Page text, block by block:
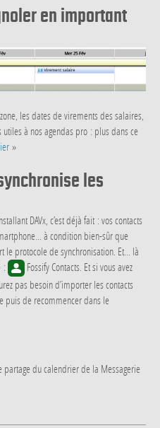
en important
les dates de virements des salaires,
utiles à nos agendas pro : plus dans ce
»
les
DAVx, c’est déjà fait : vos contacts
à condition bien-sûr que
le protocole de synchronisation. Et... là
:
Fossify Contacts. Et si vous avez
pas besoin d’importer les contacts
puis de recommencer dans le
du calendrier de la Messagerie